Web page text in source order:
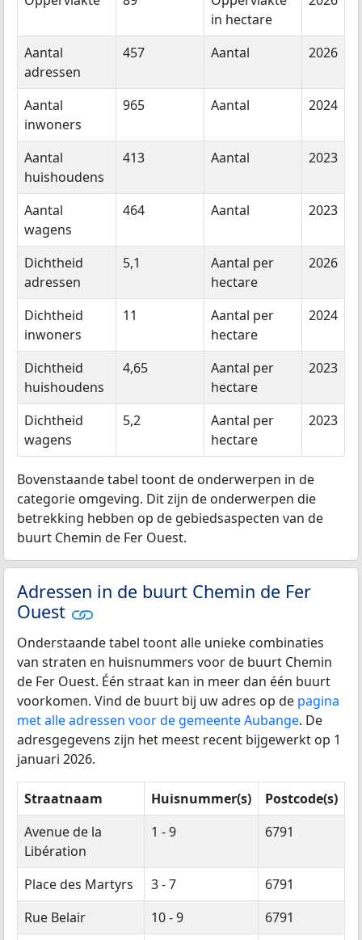
in hectare
Aantal
adressen
457 Aantal 2026
Aantal
inwoners
965 Aantal 2024
Aantal
huishoudens
413 Aantal 2023
Aantal
wagens
464 Aantal 2023
Dichtheid
adressen
5,1
Aantal per
hectare
2026
Dichtheid
inwoners
11
Aantal per
hectare
2024
Dichtheid
huishoudens
4,65
Aantal per
hectare
2023
Dichtheid
wagens
5,2
Aantal per
hectare
2023
Bovenstaande tabel toont de onderwerpen in de
categorie omgeving. Dit zijn de onderwerpen die
betrekking hebben op de gebiedsaspecten van de
buurt Chemin de Fer Ouest.
Adressen in de buurt Chemin de Fer
Ouest
Onderstaande tabel toont alle unieke combinaties
van straten en huisnummers voor de buurt Chemin
de Fer Ouest. Één straat kan in meer dan één buurt
voorkomen. Vind de buurt bij uw adres op de pagina
met alle adressen voor de gemeente Aubange. De
adresgegevens zijn het meest recent bijgewerkt op 1
januari 2026.
Straatnaam Huisnummer(s)
Postcode(s)
Avenue de la
Libération
1 - 9 6791
Place des Martyrs 3 - 7
6791
Rue Belair
10 - 9
6791